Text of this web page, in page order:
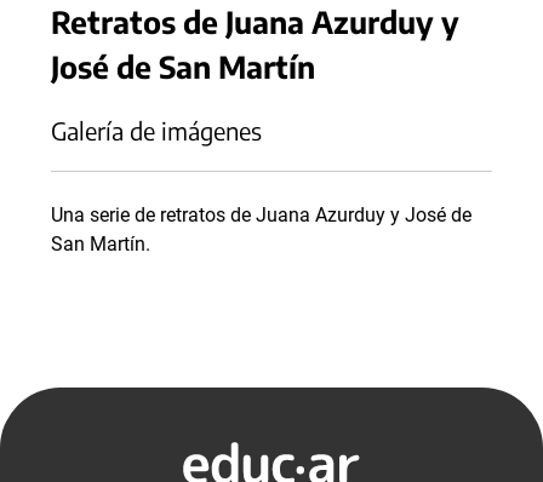
Retratos de Juana Azurduy y
José de San Martín
Galería de imágenes
Una serie de retratos de Juana Azurduy y José de
San Martín.